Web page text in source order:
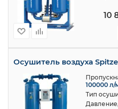
10
Осушитель воздуха
100000 л/
Тип